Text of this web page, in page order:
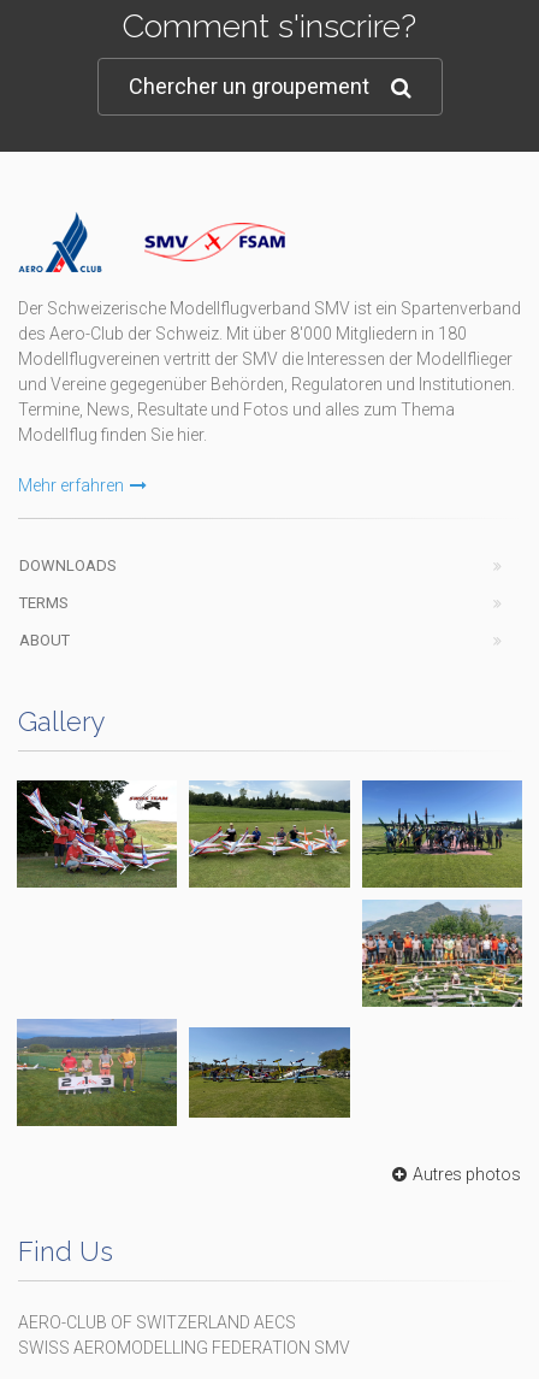
Comment s'inscrire?
Chercher un groupement
Der Schweizerische Modellflugverband SMV ist ein Spartenverband
des Aero-Club der Schweiz. Mit über 8'000 Mitgliedern in 180
Modellflugvereinen vertritt der SMV die Interessen der Modellflieger
und Vereine gegegenüber Behörden, Regulatoren und Institutionen.
Termine, News, Resultate und Fotos und alles zum Thema
Modellflug finden Sie hier.
Mehr erfahren
DOWNLOADS
TERMS
ABOUT
Gallery
Autres photos
Find Us
AERO-CLUB OF SWITZERLAND AECS
SWISS AEROMODELLING FEDERATION SMV